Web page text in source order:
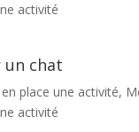
activité
un chat
place une activité,
activité